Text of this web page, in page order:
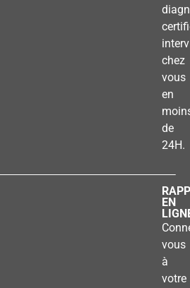
chez
vous
en
de
24H.
EN
vous
à
votre